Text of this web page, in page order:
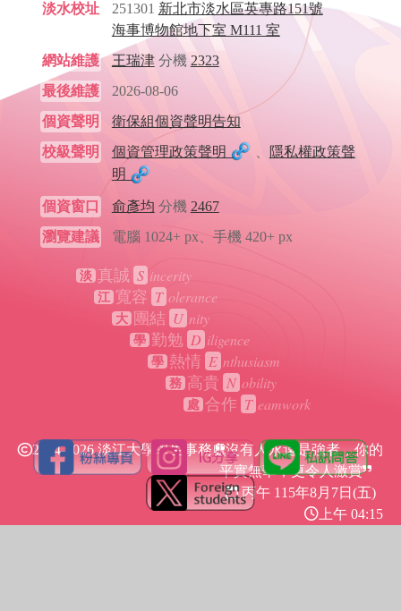
淡水校址 251301 新北市淡水區英專路151號
海事博物館地下室 M111 室
網站維護
王瑞津分機 2323
最後維護
2026-08-06
個資聲明
衛保組個資聲明告知
校級聲明
個資管理政策聲明
隱私權政策聲
明
個資窗口 俞彥均 分機 2467
瀏覽建議
電腦 1024+ px、手機 420+ px
淡 真誠 S incerity
江 寬容 T olerance
大 團結 U nity
學 勤勉 D iligence
學 熱情 E nthusiasm
務 高貴 N obility
處 合作 T eamwork
2024-2026 淡江大學學生事務處沒有人永遠是強者，你的
平實無華，更令人激賞
丙午 115年8月7日(五)
上午 04:15